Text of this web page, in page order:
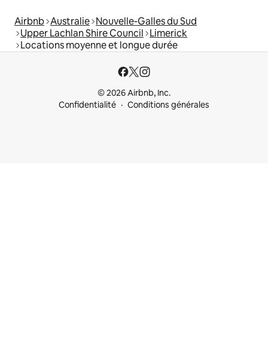
Airbnb Australie Nouvelle-Galles du Sud
Upper Lachlan Shire Council Limerick
Locations moyenne et longue durée
© 2026 Airbnb, Inc.
Confidentialité
Conditions générales